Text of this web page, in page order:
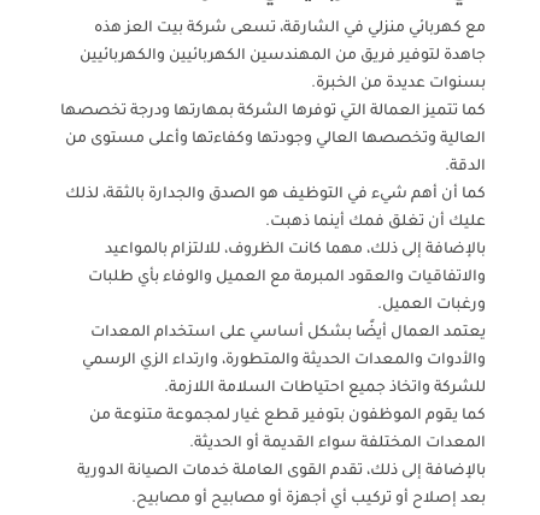
مع كهربائي منزلي في الشارقة، تسعى شركة بيت العز هذه
جاهدة لتوفير فريق من المهندسين الكهربائيين والكهربائيين
بسنوات عديدة من الخبرة.
كما تتميز العمالة التي توفرها الشركة بمهارتها ودرجة تخصصها
العالية وتخصصها العالي وجودتها وكفاءتها وأعلى مستوى من
الدقة.
كما أن أهم شيء في التوظيف هو الصدق والجدارة بالثقة، لذلك
عليك أن تغلق فمك أينما ذهبت.
بالإضافة إلى ذلك، مهما كانت الظروف، للالتزام بالمواعيد
والاتفاقيات والعقود المبرمة مع العميل والوفاء بأي طلبات
ورغبات العميل.
يعتمد العمال أيضًا بشكل أساسي على استخدام المعدات
والأدوات والمعدات الحديثة والمتطورة، وارتداء الزي الرسمي
للشركة واتخاذ جميع احتياطات السلامة اللازمة.
كما يقوم الموظفون بتوفير قطع غيار لمجموعة متنوعة من
المعدات المختلفة سواء القديمة أو الحديثة.
بالإضافة إلى ذلك، تقدم القوى العاملة خدمات الصيانة الدورية
بعد إصلاح أو تركيب أي أجهزة أو مصابيح أو مصابيح.